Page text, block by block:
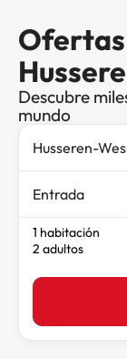
Ofertas
Descubre
mundo
Entrada
1 habitación
2 adultos